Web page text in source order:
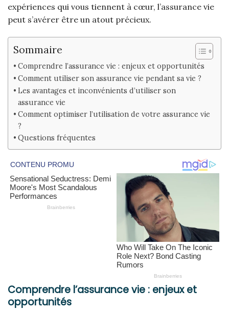
expériences qui vous tiennent à cœur, l’assurance vie
peut s’avérer être un atout précieux.
Sommaire
Comprendre l’assurance vie : enjeux et opportunités
Comment utiliser son assurance vie pendant sa vie ?
Les avantages et inconvénients d’utiliser son
assurance vie
Comment optimiser l’utilisation de votre assurance vie
?
Questions fréquentes
Comprendre l’assurance vie : enjeux et
opportunités